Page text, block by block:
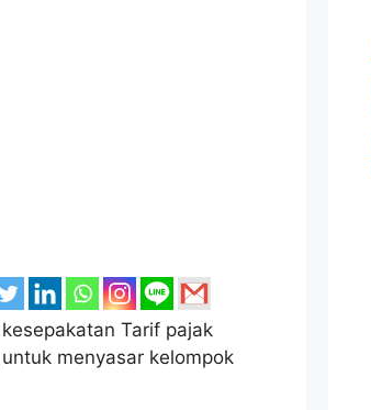
Tarif pajak
menyasar kelompok